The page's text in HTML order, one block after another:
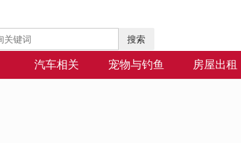
搜索
汽车相关 宠物与钓鱼 房屋出租